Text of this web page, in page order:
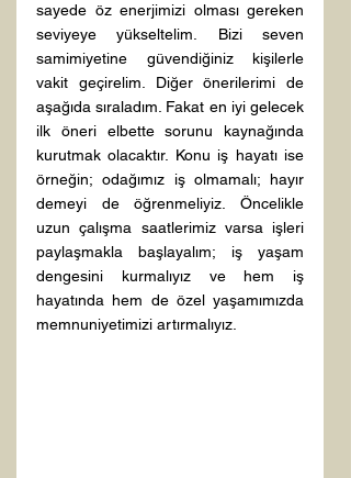
sayede öz enerjimizi olması gereken
seviyeye yükseltelim. Bizi seven
samimiyetine güvendiğiniz kişilerle
vakit geçirelim. Diğer önerilerimi de
aşağıda sıraladım. Fakat en iyi gelecek
ilk öneri elbette sorunu kaynağında
kurutmak olacaktır. Konu iş hayatı ise
örneğin; odağımız iş olmamalı; hayır
demeyi de öğrenmeliyiz. Öncelikle
uzun çalışma saatlerimiz varsa işleri
paylaşmakla başlayalım; iş yaşam
dengesini kurmalıyız ve hem iş
hayatında hem de özel yaşamımızda
memnuniyetimizi artırmalıyız.